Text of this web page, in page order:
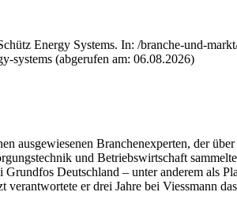
Energy Systems. In: /branche-und-
systems (abgerufen am: 06.08.2026)
ausgewiesenen Branchenexperten, der
und Betriebswirtschaft sammelte
Deutschland – unter anderem als
er drei Jahre bei Viessmann